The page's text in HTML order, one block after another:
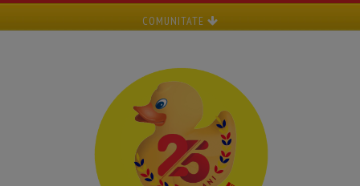
COMUNITATE